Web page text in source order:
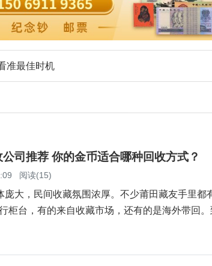
准最佳时机
司推荐 你的金币适合哪种回收方式？
阅读(15)
庞大，民间收藏氛围浓厚。不少莆田藏友手里都
柜台，有的来自收藏市场，还有的是海外带回。